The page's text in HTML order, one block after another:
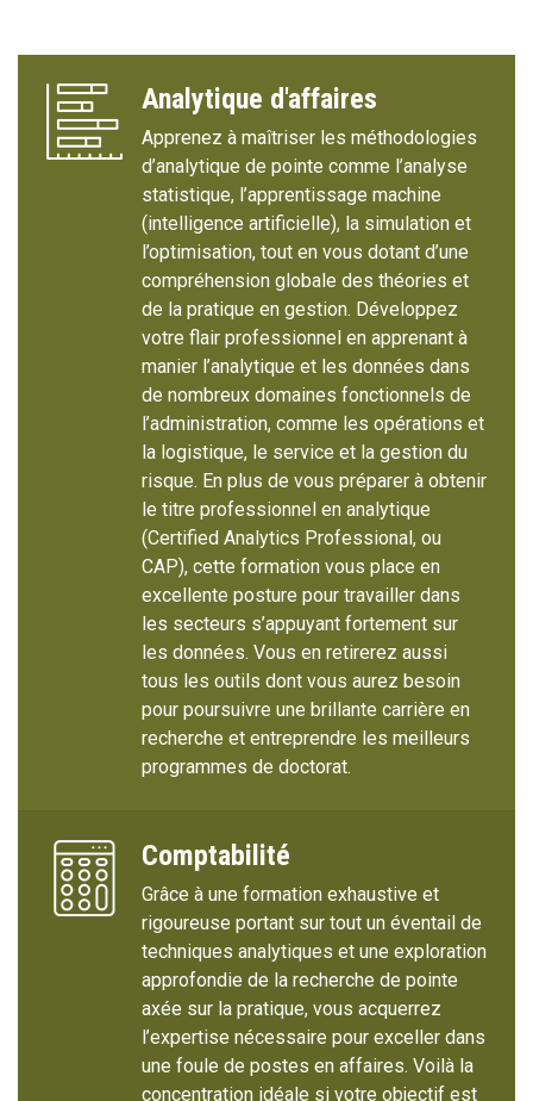
Analytique d'affaires
Apprenez à maîtriser les méthodologies
d’analytique de pointe comme l’analyse
statistique, l’apprentissage machine
(intelligence artificielle), la simulation et
l’optimisation, tout en vous dotant d’une
compréhension globale des théories et
de la pratique en gestion. Développez
votre flair professionnel en apprenant à
manier l’analytique et les données dans
de nombreux domaines fonctionnels de
l’administration, comme les opérations et
la logistique, le service et la gestion du
risque. En plus de vous préparer à obtenir
le titre professionnel en analytique
(Certified Analytics Professional, ou
CAP), cette formation vous place en
excellente posture pour travailler dans
les secteurs s’appuyant fortement sur
les données. Vous en retirerez aussi
tous les outils dont vous aurez besoin
pour poursuivre une brillante carrière en
recherche et entreprendre les meilleurs
programmes de doctorat.
Comptabilité
Grâce à une formation exhaustive et
rigoureuse portant sur tout un éventail de
techniques analytiques et une exploration
approfondie de la recherche de pointe
axée sur la pratique, vous acquerrez
l’expertise nécessaire pour exceller dans
une foule de postes en affaires. Voilà la
concentration idéale si votre objectif est